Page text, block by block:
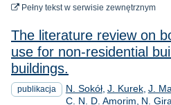
Pełny tekstdo pobrania
w serwisie zewnętrznym
The literature review on
use for non-residential
buildings.
publikacja N. Sokół J. Kurek J.
C. N. D. Amorim N.